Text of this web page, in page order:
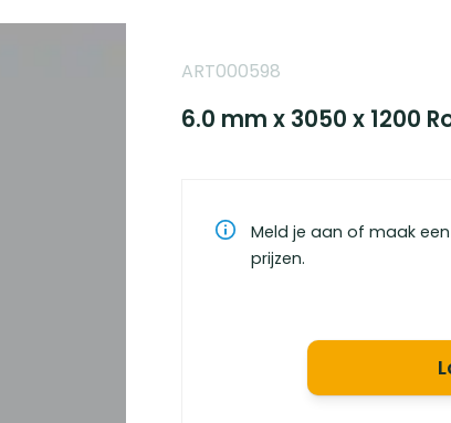
ART000598
6.0 mm x 3050 x 1200
Meld je aan of maak
prijzen.